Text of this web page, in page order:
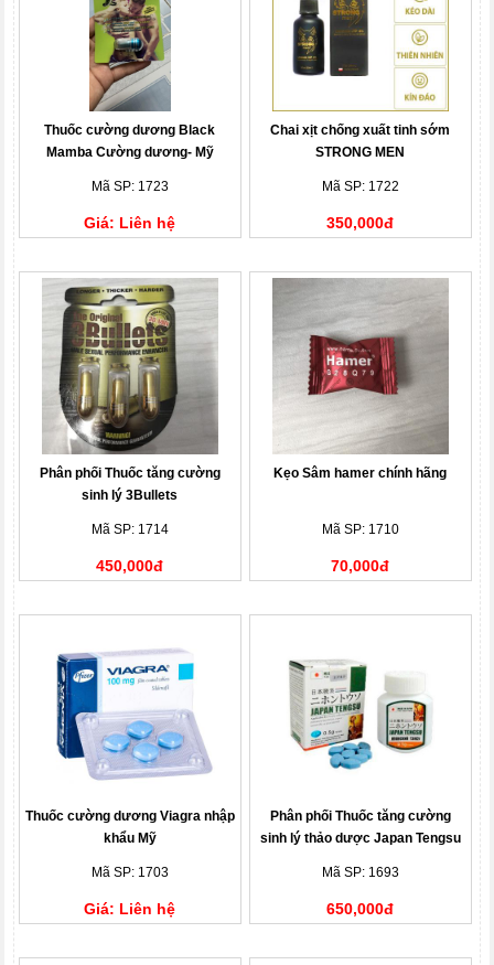
Thuốc cường dương Black
Mamba Cường dương- Mỹ
Mã SP: 1723
Giá: Liên hệ
Chai xịt chống xuất tinh sớm
STRONG MEN
Mã SP: 1722
350,000đ
Phân phối Thuốc tăng cường
sinh lý 3Bullets
Mã SP: 1714
450,000đ
Kẹo Sâm hamer chính hãng
Mã SP: 1710
70,000đ
Thuốc cường dương Viagra nhập
khẩu Mỹ
Mã SP: 1703
Giá: Liên hệ
Phân phối Thuốc tăng cường
sinh lý thảo dược Japan Tengsu
Mã SP: 1693
650,000đ